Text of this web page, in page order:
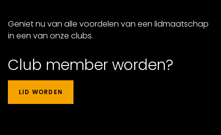
Geniet nu van alle voordelen van een lidmaatschap
in een van onze clubs.
Club member worden?
LID WORDEN